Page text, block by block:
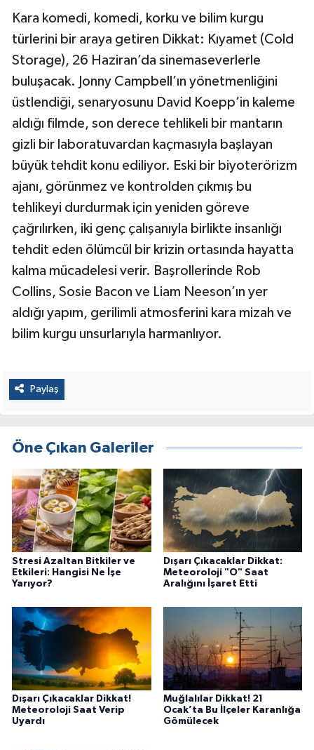
Kara komedi, komedi, korku ve bilim kurgu
türlerini bir araya getiren Dikkat: Kıyamet (Cold
Storage), 26 Haziran’da sinemaseverlerle
buluşacak. Jonny Campbell’ın yönetmenliğini
üstlendiği, senaryosunu David Koepp’in kaleme
aldığı filmde, son derece tehlikeli bir mantarın
gizli bir laboratuvardan kaçmasıyla başlayan
büyük tehdit konu ediliyor. Eski bir biyoterörizm
ajanı, görünmez ve kontrolden çıkmış bu
tehlikeyi durdurmak için yeniden göreve
çağrılırken, iki genç çalışanıyla birlikte insanlığı
tehdit eden ölümcül bir krizin ortasında hayatta
kalma mücadelesi verir. Başrollerinde Rob
Collins, Sosie Bacon ve Liam Neeson’ın yer
aldığı yapım, gerilimli atmosferini kara mizah ve
bilim kurgu unsurlarıyla harmanlıyor.
Paylaş
Öne Çıkan Galeriler
Stresi Azaltan Bitkiler ve
Etkileri: Hangisi Ne İşe
Yarıyor?
Dışarı Çıkacaklar Dikkat:
Meteoroloji "O" Saat
Aralığını İşaret Etti
Dışarı Çıkacaklar Dikkat!
Meteoroloji Saat Verip
Uyardı
Muğlalılar Dikkat! 21
Ocak’ta Bu İlçeler Karanlığa
Gömülecek